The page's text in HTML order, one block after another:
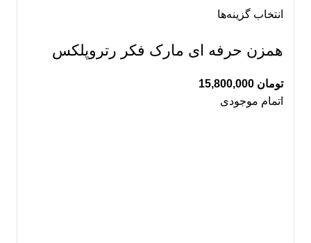
انتخاب گزینه‌ها
همزن حرفه ای مارک فکر رتروپلکس
تومان
اتمام موجودی